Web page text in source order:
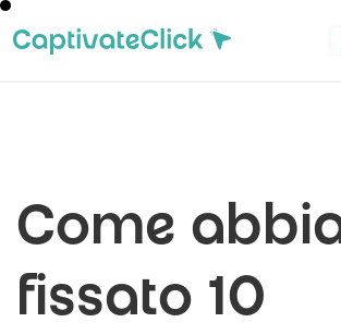
Come
fissato 10